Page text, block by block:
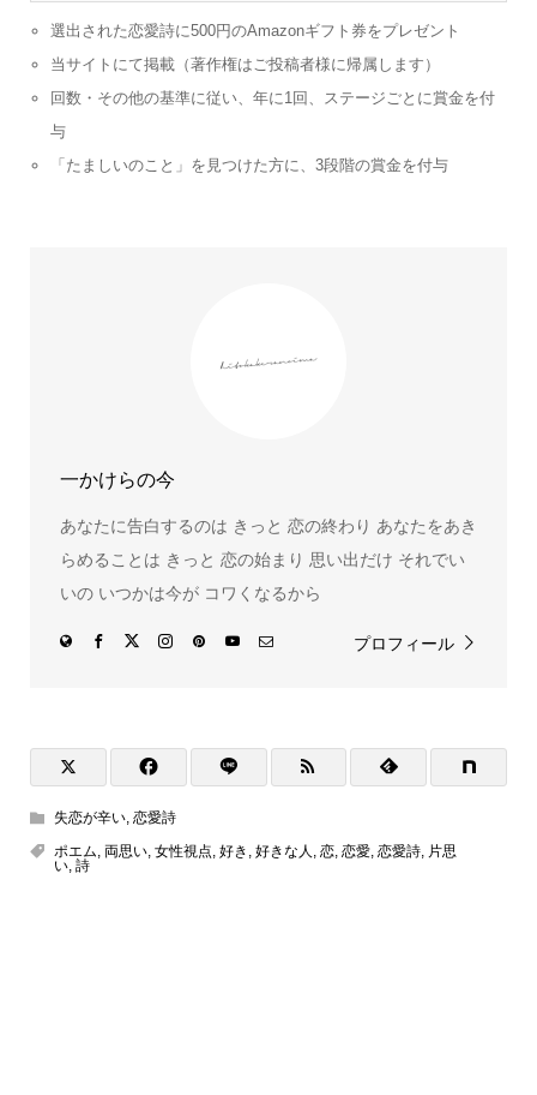
選出された恋愛詩に500円のAmazonギフト券をプレゼント
当サイトにて掲載（著作権はご投稿者様に帰属します）
回数・その他の基準に従い、年に1回、ステージごとに賞金を付
与
「たましいのこと」を見つけた方に、3段階の賞金を付与
一かけらの今
あなたに告白するのは きっと 恋の終わり あなたをあき
らめることは きっと 恋の始まり 思い出だけ それでい
いの いつかは今が コワくなるから
プロフィール
失恋が辛い, 恋愛詩
ポエム 両思い, 女性視点 好き 好きな人 恋, 恋愛, 恋愛詩, 片思
い, 詩